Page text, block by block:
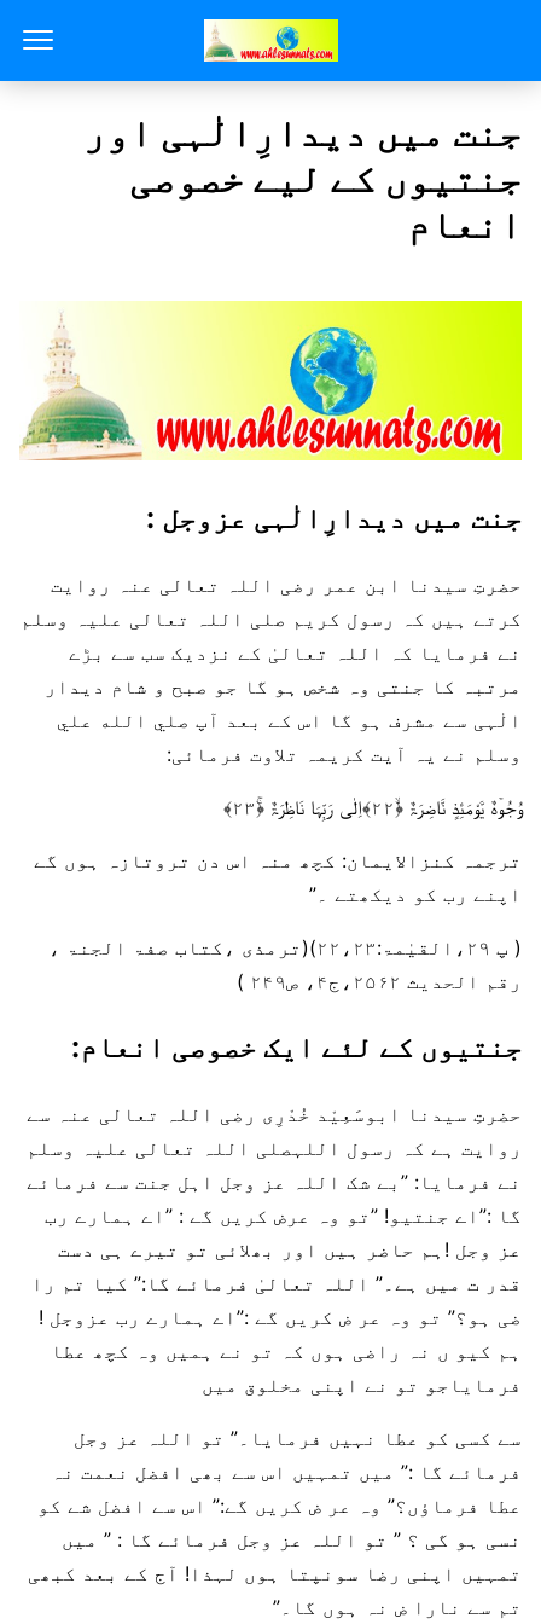
جنت میں دیدارِالٰہی اور
جنتیوں کے لیے خصوصی
انعام
جنت میں دیدارِالٰہی عزوجل :
حضرتِ سیدنا ابن عمر رضی اللہ تعالی عنہ روایت
کرتے ہیں کہ رسول کریم صلی اللہ تعالی علیہ وسلم
نے فرمایا کہ اللہ تعالیٰ کے نزدیک سب سے بڑے
مرتبہ کا جنتی وہ شخص ہو گا جو صبح و شام دیدار
الٰہی سے مشرف ہو گا اس کے بعد آپ صلي الله علي
وسلم نے یہ آیت کریمہ تلاوت فرمائی:
وُجُوۡہٌ یَّوْمَئِذٍ نَّاضِرَۃٌ ﴿ۙ۲۲﴾اِلٰی رَبِّہَا نَاظِرَۃٌ ﴿ۚ۲۳﴾
ترجمہ کنزالایمان: کچھ منہ اس دن تروتازہ ہوں گے
اپنے رب کو دیکھتے ۔”
( پ ۲۹،القیٰمۃ:۲۲،۲۳)(ترمذی ،کتاب صفۃ الجنۃ ،
رقم الحدیث ۲۵۶۲،ج۴، ص۲۴۹ )
جنتیوں کے لئے ایک خصوصی انعام:
حضرتِ سیدنا ابوسَعِیْد خُدْرِی رضی اللہ تعالی عنہ سے
روایت ہے کہ رسول اللہصلی اللہ تعالی علیہ وسلم
نے فرمایا: ”بے شک اللہ عز وجل اہل جنت سے فرمائے
گا :”اے جنتیو! ”تو وہ عرض کریں گے : ”اے ہمارے رب
عز وجل !ہم حاضر ہیں اور بھلائی تو تیرے ہی دست
قدر ت میں ہے۔” اللہ تعالیٰ فرمائے گا:” کیا تم را
ضی ہو؟” تو وہ عر ض کریں گے :”اے ہمارے رب عزوجل !
ہم کیو ں نہ راضی ہوں کہ تو نے ہمیں وہ کچھ عطا
فرمایاجو تو نے اپنی مخلوق میں
سے کسی کو عطا نہیں فرمایا۔” تو اللہ عز وجل
فرمائے گا :” میں تمہیں اس سے بھی افضل نعمت نہ
عطا فرماؤں؟” وہ عر ض کریں گے:” اس سے افضل شے کو
نسی ہو گی ؟ ” تو اللہ عز وجل فرمائے گا : ” میں
تمہیں اپنی رضا سونپتا ہوں لہذا! آج کے بعد کبھی
تم سے نارا ض نہ ہوں گا۔”